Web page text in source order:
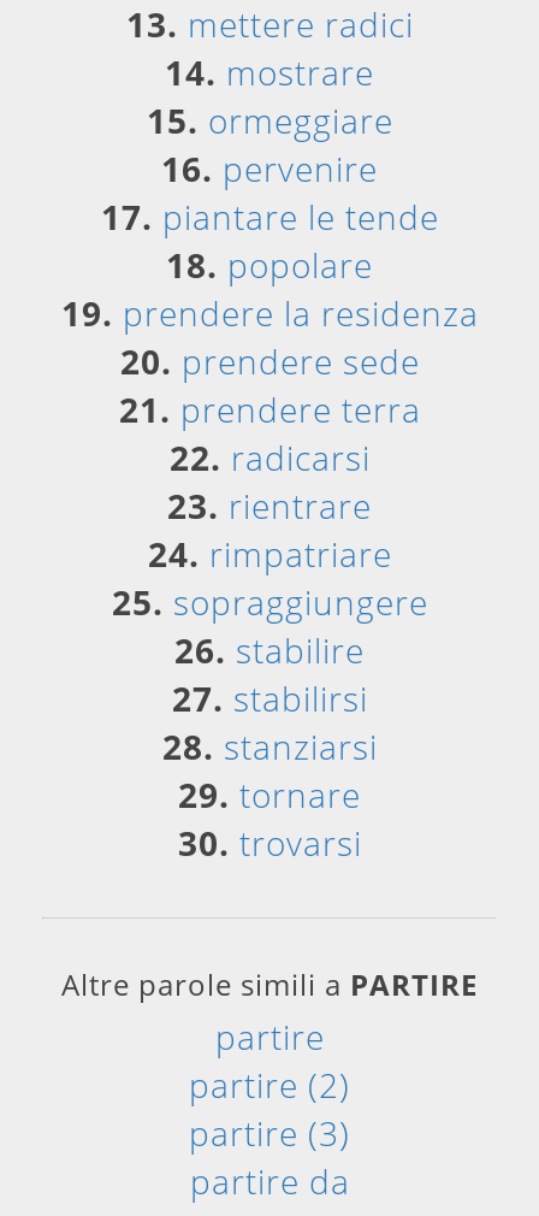
13. mettere radici
14. mostrare
15. ormeggiare
16. pervenire
17. piantare le tende
18. popolare
19. prendere la residenza
20. prendere sede
21. prendere terra
22. radicarsi
23. rientrare
24. rimpatriare
25. sopraggiungere
26. stabilire
27. stabilirsi
28. stanziarsi
29. tornare
30. trovarsi
Altre parole simili a PARTIRE
partire
partire (2)
partire (3)
partire da